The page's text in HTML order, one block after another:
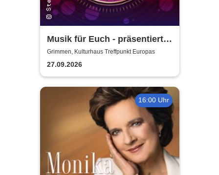
Musik für Euch - präsentiert
von Uta Bresan
Grimmen, Kulturhaus Treffpunkt Europas
27.09.2026
16:00 Uhr